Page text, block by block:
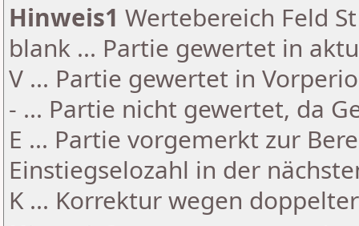
Hinweis1 Wertebereich Feld
blank ... Partie gewertet in
V ... Partie gewertet in
- ... Partie nicht gewertet, da
E ... Partie vorgemerkt zur
Einstiegselozahl in der
K ... Korrektur wegen